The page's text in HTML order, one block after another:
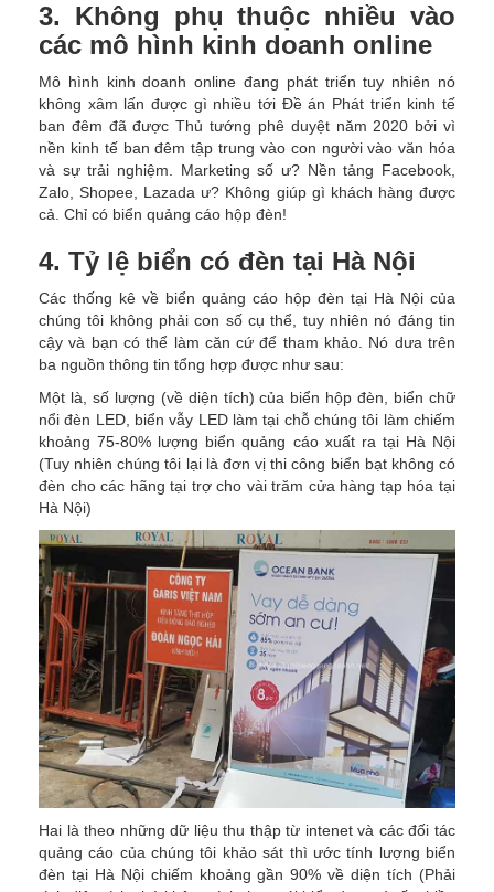
3. Không phụ thuộc nhiều vào
các mô hình kinh doanh online
Mô hình kinh doanh online đang phát triển tuy nhiên nó
không xâm lấn được gì nhiều tới Đề án Phát triển kinh tế
ban đêm đã được Thủ tướng phê duyệt năm 2020 bởi vì
nền kinh tế ban đêm tập trung vào con người vào văn hóa
và sự trải nghiệm. Marketing số ư? Nền tảng Facebook,
Zalo, Shopee, Lazada ư? Không giúp gì khách hàng được
cả. Chỉ có biển quảng cáo hộp đèn!
4. Tỷ lệ biển có đèn tại Hà Nội
Các thống kê về biển quảng cáo hộp đèn tại Hà Nội của
chúng tôi không phải con số cụ thể, tuy nhiên nó đáng tin
cậy và bạn có thể làm căn cứ để tham khảo. Nó dưa trên
ba nguồn thông tin tổng hợp được như sau:
Một là, số lượng (về diện tích) của biển hộp đèn, biển chữ
nổi đèn LED, biển vẫy LED làm tại chỗ chúng tôi làm chiếm
khoảng 75-80% lượng biển quảng cáo xuất ra tại Hà Nội
(Tuy nhiên chúng tôi lại là đơn vị thi công biển bạt không có
đèn cho các hãng tại trợ cho vài trăm cửa hàng tạp hóa tại
Hà Nội)
Hai là theo những dữ liệu thu thập từ intenet và các đối tác
quảng cáo của chúng tôi khảo sát thì ước tính lượng biển
đèn tại Hà Nội chiếm khoảng gần 90% về diện tích (Phải